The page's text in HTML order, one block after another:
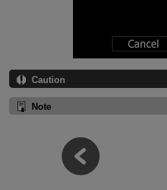
Caution
Note